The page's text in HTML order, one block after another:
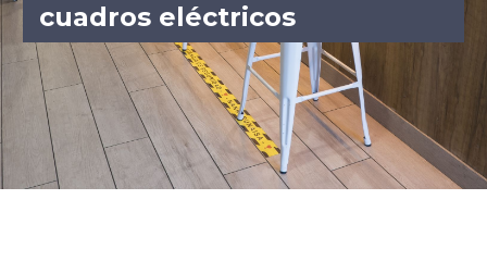
cuadros eléctricos